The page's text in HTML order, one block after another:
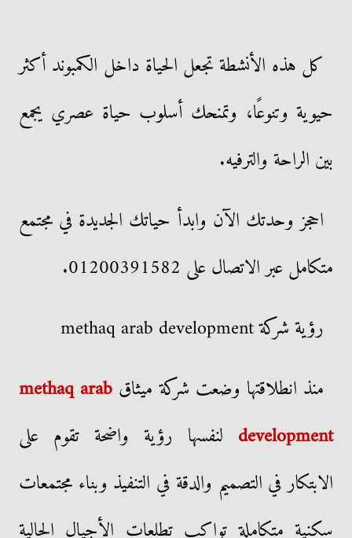
كل هذه الأنشطة تجعل الحياة داخل الكمبوند أكثر
حيوية وتنوعًا، وتمنحك أسلوب حياة عصري يجمع
بين الراحة والترفيه.
احجز وحدتك الآن وابدأ حياتك الجديدة في مجتمع
متكامل عبر الاتصال على 01200391582.
رؤية شركة methaq arab development
منذ انطلاقتها وضعت شركة ميثاق methaq arab
development لنفسها رؤية واضحة تقوم على
الابتكار في التصميم والدقة في التنفيذ وبناء مجتمعات
سكنية متكاملة تواكب تطلعات الأجيال الحالية